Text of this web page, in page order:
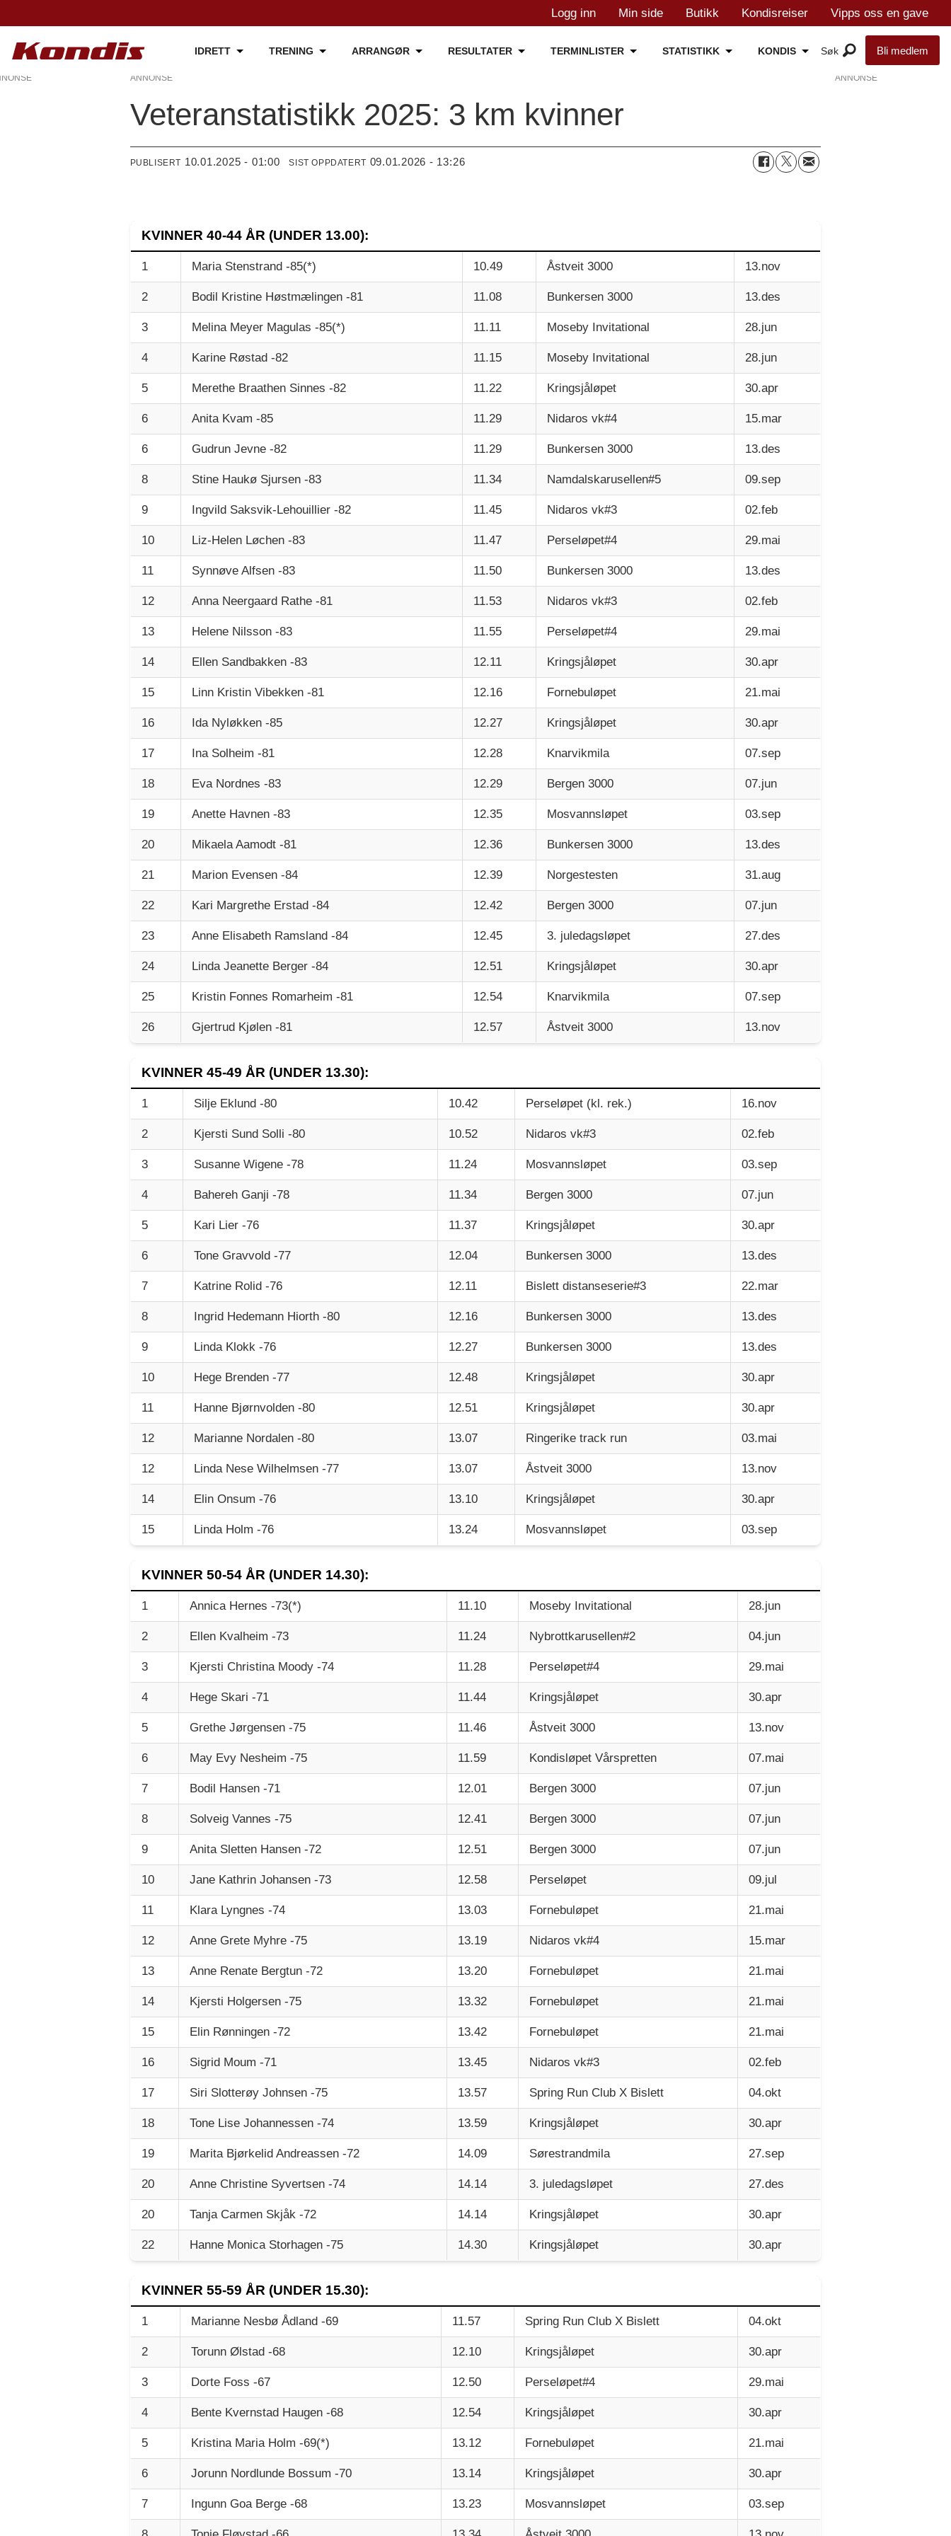
Logg inn Min side Butikk Kondisreiser Vipps oss en gave
IDRETT TRENING ARRANGØR RESULTATER TERMINLISTER STATISTIKK KONDIS Bli medlem
ANNONSE
Veteranstatistikk 2025: 3 km kvinner
PUBLISERT 10.01.2025 - 01:00 SIST OPPDATERT 09.01.2026 - 13:26
KVINNER 40-44 ÅR (UNDER 13.00):
1 Maria Stenstrand -85(*) 10.49 Åstveit 3000 13.nov
2 Bodil Kristine Høstmælingen -81 11.08 Bunkersen 3000 13.des
3 Melina Meyer Magulas -85(*) 11.11 Moseby Invitational 28.jun
4 Karine Røstad -82 11.15 Moseby Invitational 28.jun
5 Merethe Braathen Sinnes -82 11.22 Kringsjåløpet 30.apr
6 Anita Kvam -85 11.29 Nidaros vk#4 15.mar
6 Gudrun Jevne -82 11.29 Bunkersen 3000 13.des
8 Stine Haukø Sjursen -83 11.34 Namdalskarusellen#5 09.sep
9 Ingvild Saksvik-Lehouillier -82 11.45 Nidaros vk#3 02.feb
10 Liz-Helen Løchen -83 11.47 Perseløpet#4 29.mai
11 Synnøve Alfsen -83 11.50 Bunkersen 3000 13.des
12 Anna Neergaard Rathe -81 11.53 Nidaros vk#3 02.feb
13 Helene Nilsson -83 11.55 Perseløpet#4 29.mai
14 Ellen Sandbakken -83 12.11 Kringsjåløpet 30.apr
15 Linn Kristin Vibekken -81 12.16 Fornebuløpet 21.mai
16 Ida Nyløkken -85 12.27 Kringsjåløpet 30.apr
17 Ina Solheim -81 12.28 Knarvikmila 07.sep
18 Eva Nordnes -83 12.29 Bergen 3000 07.jun
19 Anette Havnen -83 12.35 Mosvannsløpet 03.sep
20 Mikaela Aamodt -81 12.36 Bunkersen 3000 13.des
21 Marion Evensen -84 12.39 Norgestesten 31.aug
22 Kari Margrethe Erstad -84 12.42 Bergen 3000 07.jun
23 Anne Elisabeth Ramsland -84 12.45 3. juledagsløpet 27.des
24 Linda Jeanette Berger -84 12.51 Kringsjåløpet 30.apr
25 Kristin Fonnes Romarheim -81 12.54 Knarvikmila 07.sep
26 Gjertrud Kjølen -81 12.57 Åstveit 3000 13.nov
KVINNER 45-49 ÅR (UNDER 13.30):
1 Silje Eklund -80 10.42 Perseløpet (kl. rek.) 16.nov
2 Kjersti Sund Solli -80 10.52 Nidaros vk#3 02.feb
3 Susanne Wigene -78 11.24 Mosvannsløpet 03.sep
4 Bahereh Ganji -78 11.34 Bergen 3000 07.jun
5 Kari Lier -76 11.37 Kringsjåløpet 30.apr
6 Tone Gravvold -77 12.04 Bunkersen 3000 13.des
7 Katrine Rolid -76 12.11 Bislett distanseserie#3 22.mar
8 Ingrid Hedemann Hiorth -80 12.16 Bunkersen 3000 13.des
9 Linda Klokk -76 12.27 Bunkersen 3000 13.des
10 Hege Brenden -77 12.48 Kringsjåløpet 30.apr
11 Hanne Bjørnvolden -80 12.51 Kringsjåløpet 30.apr
12 Marianne Nordalen -80 13.07 Ringerike track run 03.mai
12 Linda Nese Wilhelmsen -77 13.07 Åstveit 3000 13.nov
14 Elin Onsum -76 13.10 Kringsjåløpet 30.apr
15 Linda Holm -76 13.24 Mosvannsløpet 03.sep
KVINNER 50-54 ÅR (UNDER 14.30):
1 Annica Hernes -73(*) 11.10 Moseby Invitational 28.jun
2 Ellen Kvalheim -73 11.24 Nybrottkarusellen#2 04.jun
3 Kjersti Christina Moody -74 11.28 Perseløpet#4 29.mai
4 Hege Skari -71 11.44 Kringsjåløpet 30.apr
5 Grethe Jørgensen -75 11.46 Åstveit 3000 13.nov
6 May Evy Nesheim -75 11.59 Kondisløpet Vårspretten 07.mai
7 Bodil Hansen -71 12.01 Bergen 3000 07.jun
8 Solveig Vannes -75 12.41 Bergen 3000 07.jun
9 Anita Sletten Hansen -72 12.51 Bergen 3000 07.jun
10 Jane Kathrin Johansen -73 12.58 Perseløpet 09.jul
11 Klara Lyngnes -74 13.03 Fornebuløpet 21.mai
12 Anne Grete Myhre -75 13.19 Nidaros vk#4 15.mar
13 Anne Renate Bergtun -72 13.20 Fornebuløpet 21.mai
14 Kjersti Holgersen -75 13.32 Fornebuløpet 21.mai
15 Elin Rønningen -72 13.42 Fornebuløpet 21.mai
16 Sigrid Moum -71 13.45 Nidaros vk#3 02.feb
17 Siri Slotterøy Johnsen -75 13.57 Spring Run Club X Bislett 04.okt
18 Tone Lise Johannessen -74 13.59 Kringsjåløpet 30.apr
19 Marita Bjørkelid Andreassen -72 14.09 Sørestrandmila 27.sep
20 Anne Christine Syvertsen -74 14.14 3. juledagsløpet 27.des
20 Tanja Carmen Skjåk -72 14.14 Kringsjåløpet 30.apr
22 Hanne Monica Storhagen -75 14.30 Kringsjåløpet 30.apr
KVINNER 55-59 ÅR (UNDER 15.30):
1 Marianne Nesbø Ådland -69 11.57 Spring Run Club X Bislett 04.okt
2 Torunn Ølstad -68 12.10 Kringsjåløpet 30.apr
3 Dorte Foss -67 12.50 Perseløpet#4 29.mai
4 Bente Kvernstad Haugen -68 12.54 Kringsjåløpet 30.apr
5 Kristina Maria Holm -69(*) 13.12 Fornebuløpet 21.mai
6 Jorunn Nordlunde Bossum -70 13.14 Kringsjåløpet 30.apr
7 Ingunn Goa Berge -68 13.23 Mosvannsløpet 03.sep
ANNONSE